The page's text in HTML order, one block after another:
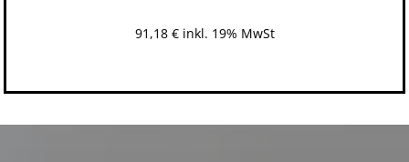
91,18 € inkl. 19% MwSt